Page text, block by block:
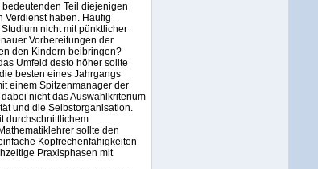
Teil diejenigen
Verdienst haben. Häufig
nicht mit pünktlicher
Vorbereitungen der
den Kindern beibringen?
Umfeld desto höher sollte
besten eines Jahrgangs
einem Spitzenmanager der
nicht das Auswahlkriterium
und die Selbstorganisation.
durchschnittlichem
sollte den
Kopfrechenfähigkeiten
Praxisphasen mit